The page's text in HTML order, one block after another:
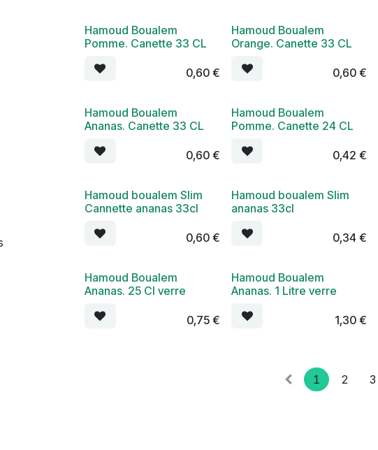
Hamoud Boualem
Pomme. Canette 33 CL
0,60 €
Hamoud Boualem
Orange. Canette 33 CL
0,60 €
Hamoud Boualem
Ananas. Canette 33 CL
0,60 €
Hamoud Boualem
Pomme. Canette 24 CL
0,42 €
Hamoud boualem Slim
Cannette ananas 33cl
0,60 €
Hamoud boualem Slim
ananas 33cl
0,34 €
Hamoud Boualem
Ananas. 25 Cl verre
0,75 €
Hamoud Boualem
Ananas. 1 Litre verre
1,30 €
1 2 3